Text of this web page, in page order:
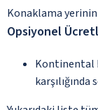
Konaklama
Opsiyonel
Kontinental